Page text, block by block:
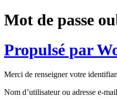
Mot de passe
Propulsé par
Merci de renseigner votre
Nom d’utilisateur ou adresse e-mail